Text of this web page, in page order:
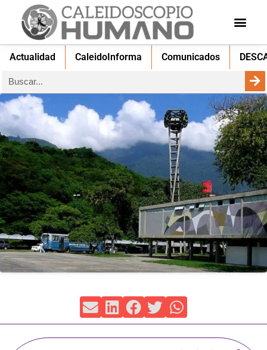
Actualidad CaleidoInforma Comunicados